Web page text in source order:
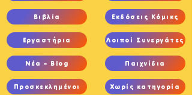
Βιβλία
Εργαστήρια
Νέα – Blog
Προσκεκλημένοι
Εκδόσεις Κόμικς
Λοιποί Συνεργάτες
Παιχνίδια
Χωρίς κατηγορία